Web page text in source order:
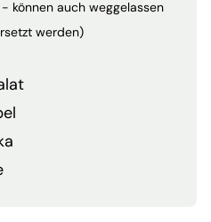
- können auch weggelassen
werden)